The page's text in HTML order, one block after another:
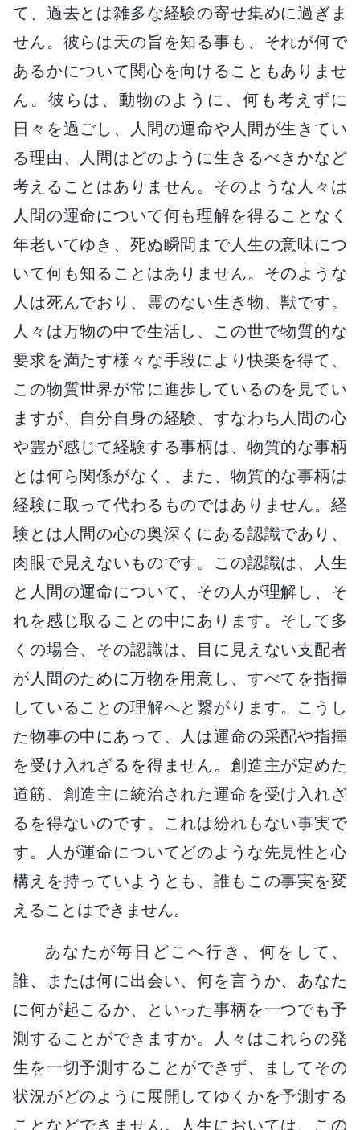
て、過去とは雑多な経験の寄せ集めに過ぎま
せん。彼らは天の旨を知る事も、それが何で
あるかについて関心を向けることもありませ
ん。彼らは、動物のように、何も考えずに
日々を過ごし、人間の運命や人間が生きてい
る理由、人間はどのように生きるべきかなど
考えることはありません。そのような人々は
人間の運命について何も理解を得ることなく
年老いてゆき、死ぬ瞬間まで人生の意味につ
いて何も知ることはありません。そのような
人は死んでおり、霊のない生き物、獣です。
人々は万物の中で生活し、この世で物質的な
要求を満たす様々な手段により快楽を得て、
この物質世界が常に進歩しているのを見てい
ますが、自分自身の経験、すなわち人間の心
や霊が感じて経験する事柄は、物質的な事柄
とは何ら関係がなく、また、物質的な事柄は
経験に取って代わるものではありません。経
験とは人間の心の奥深くにある認識であり、
肉眼で見えないものです。この認識は、人生
と人間の運命について、その人が理解し、そ
れを感じ取ることの中にあります。そして多
くの場合、その認識は、目に見えない支配者
が人間のために万物を用意し、すべてを指揮
していることの理解へと繋がります。こうし
た物事の中にあって、人は運命の采配や指揮
を受け入れざるを得ません。創造主が定めた
道筋、創造主に統治された運命を受け入れざ
るを得ないのです。これは紛れもない事実で
す。人が運命についてどのような先見性と心
構えを持っていようとも、誰もこの事実を変
えることはできません。
あなたが毎日どこへ行き、何をして、
誰、または何に出会い、何を言うか、あなた
に何が起こるか、といった事柄を一つでも予
測することができますか。人々はこれらの発
生を一切予測することができず、ましてその
状況がどのように展開してゆくかを予測する
ことなどできません。人生においては、この